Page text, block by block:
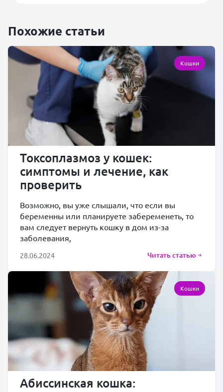
Похожие статьи
Токсоплазмоз у кошек:
симптомы и лечение, как
проверить
Возможно, вы уже слышали, что если вы
беременны или планируете забеременеть, то
вам следует вернуть кошку в дом из-за
заболевания,
28.06.2024 Читать статью
Кошки
Абиссинская кошка:
Кошки